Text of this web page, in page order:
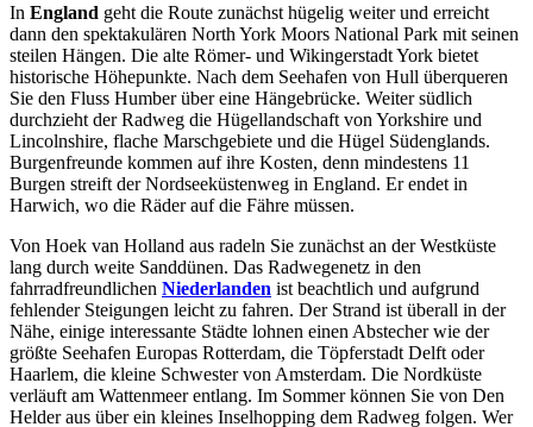
In England geht die Route zunächst hügelig weiter und erreicht
dann den spektakulären North York Moors National Park mit seinen
steilen Hängen. Die alte Römer- und Wikingerstadt York bietet
historische Höhepunkte. Nach dem Seehafen von Hull überqueren
Sie den Fluss Humber über eine Hängebrücke. Weiter südlich
durchzieht der Radweg die Hügellandschaft von Yorkshire und
Lincolnshire, flache Marschgebiete und die Hügel Südenglands.
Burgenfreunde kommen auf ihre Kosten, denn mindestens 11
Burgen streift der Nordseeküstenweg in England. Er endet in
Harwich, wo die Räder auf die Fähre müssen.
Von Hoek van Holland aus radeln Sie zunächst an der Westküste
lang durch weite Sanddünen. Das Radwegenetz in den
fahrradfreundlichen Niederlanden ist beachtlich und aufgrund
fehlender Steigungen leicht zu fahren. Der Strand ist überall in der
Nähe, einige interessante Städte lohnen einen Abstecher wie der
größte Seehafen Europas Rotterdam, die Töpferstadt Delft oder
Haarlem, die kleine Schwester von Amsterdam. Die Nordküste
verläuft am Wattenmeer entlang. Im Sommer können Sie von Den
Helder aus über ein kleines Inselhopping dem Radweg folgen. Wer